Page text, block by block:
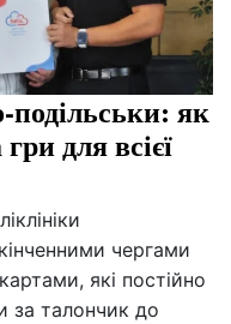
як
для всієї
чергами
які постійно
за талончик до